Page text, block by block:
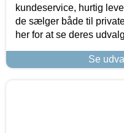
kundeservice, hurtig
de sælger både til
her for at se deres
Se